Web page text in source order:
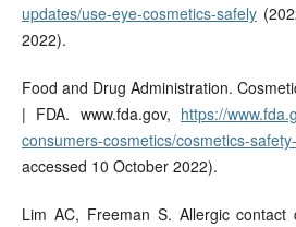
updates/use-eye-cosmetics-safely
2022).
Food and Drug Administration.
| FDA. www.fda.gov, https://
consumers-cosmetics/cosmetics-
accessed 10 October 2022).
Lim AC, Freeman S. Allergic